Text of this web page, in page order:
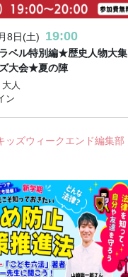
8日(土) 19:00
ベル特別編★歴史人物大集
大会★夏の陣
人
ン
ッズウィークエンド編集部